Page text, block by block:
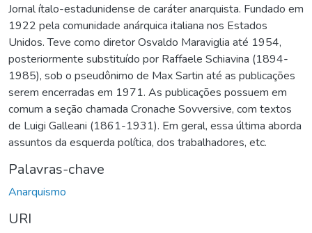
Jornal ítalo-estadunidense de caráter anarquista. Fundado em
1922 pela comunidade anárquica italiana nos Estados
Unidos. Teve como diretor Osvaldo Maraviglia até 1954,
posteriormente substituído por Raffaele Schiavina (1894-
1985), sob o pseudônimo de Max Sartin até as publicações
serem encerradas em 1971. As publicações possuem em
comum a seção chamada Cronache Sovversive, com textos
de Luigi Galleani (1861-1931). Em geral, essa última aborda
assuntos da esquerda política, dos trabalhadores, etc.
Palavras-chave
Anarquismo
URI